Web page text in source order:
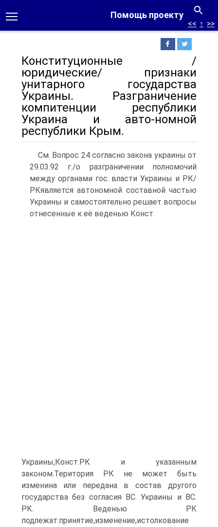
Помощь проекту
<< ↑ >>
Конституционные /
юридические/ признаки
унитарного государства
Украины. Разграничение
компитенции республики
Украина и авто-номной
республики Крым.
См. Вопрос 24 согласно закона украины от
29.03.92 г./о разграничении полномочий
между органами гос. власти Украины и РК/
РКявляется автономной составной частью
Украины и самостоятельно решает вопросы
отнесенные к её веденью Конст.
Украины,Конст.РК и указанным
законом.Територия РК не может быть
изменина или передана в состав другого
государства без согласия ВС. Украины и ВС.
РК. Веденью РК
подлежат:принятие,изменение,истолкование